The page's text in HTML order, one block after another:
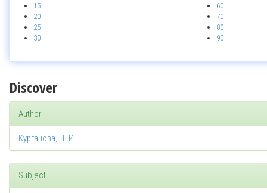
15
20
25
30
60
70
80
90
Discover
Author
Курганова, Н. И.
Subject